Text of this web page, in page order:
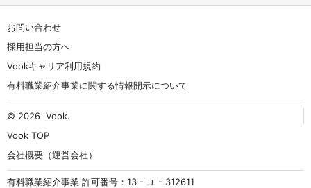
お問い合わせ
採用担当の方へ
Vookキャリア利用規約
有料職業紹介事業に関する情報開示について
© 2026 Vook.
Vook TOP
会社概要（運営会社）
有料職業紹介事業 許可番号：13 - ユ - 312611